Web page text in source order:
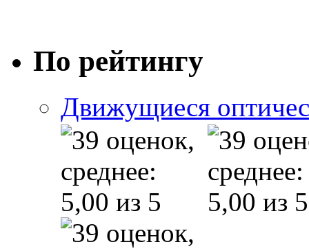
По рейтингу
Движущиеся